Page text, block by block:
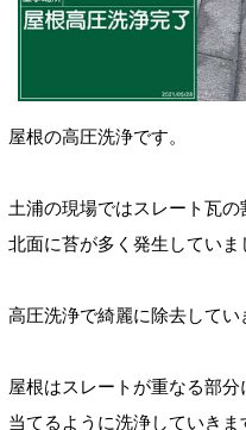
屋根の高圧洗浄です。
土浦の現場ではスレート瓦の
北面に苔が多く発生していま
高圧洗浄で綺麗に除去してい
屋根はスレートが重なる部
当てるように洗浄していきま